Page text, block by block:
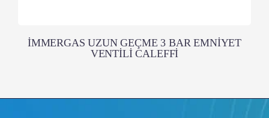
İMMERGAS UZUN GEÇME 3 BAR EMNİYET
VENTİLİ CALEFFİ